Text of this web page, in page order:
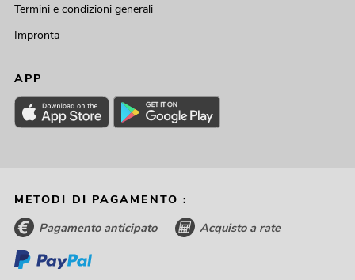
Termini e condizioni generali
Impronta
APP
METODI DI PAGAMENTO :
Pagamento anticipato Acquisto a rate